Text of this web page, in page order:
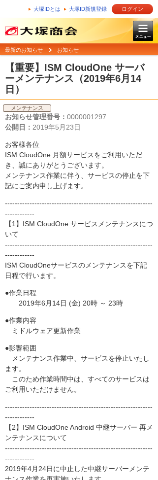
大塚IDとは 大塚ID新規登録 ログイン
最新のお知らせ お知らせ
【重要】ISM CloudOne サーバ
ーメンテナンス（2019年6月14
日）
メンテナンス
お知らせ管理番号： 0000001297
公開日： 2019年5月23日
お客様各位
ISM CloudOne 月額サービスをご利用いただ
き、誠にありがとうございます。
メンテナンス作業に伴う、サービスの停止を下
記にご案内申し上げます。
------------------------------------------------------------
------------
【1】ISM CloudOne サービスメンテナンスにつ
いて
------------------------------------------------------------
------------
ISM CloudOneサービスのメンテナンスを下記
日程で行います。
●作業日程
2019年6月14日 (金) 20時 ～ 23時
●作業内容
ミドルウェア更新作業
●影響範囲
メンテナンス作業中、サービスを停止いたし
ます。
このため作業時間中は、すべてのサービスは
ご利用いただけません。
------------------------------------------------------------
------------
【2】ISM CloudOne Android 中継サーバー 再メ
ンテナンスについて
------------------------------------------------------------
------------
2019年4月24日に中止した中継サーバーメンテ